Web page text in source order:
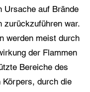
Ursache auf Brände
zurückzuführen war.
werden meist durch
der Flammen
Bereiche des
Körpers, durch die